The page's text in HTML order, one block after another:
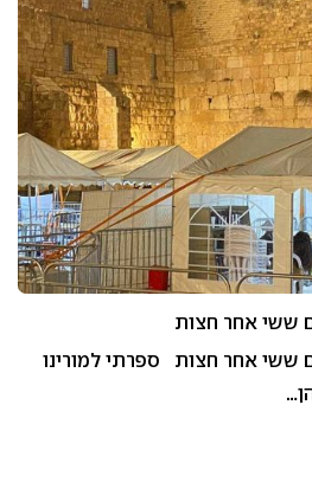
ששי אחר חצות
ששי אחר חצות ספרתי למורינו